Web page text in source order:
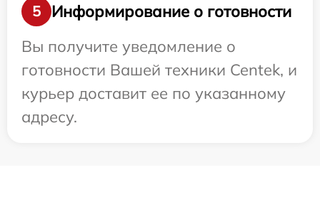
5
Информирование о готовности
Вы получите уведомление о
готовности Вашей техники Centek, и
курьер доставит ее по указанному
адресу.